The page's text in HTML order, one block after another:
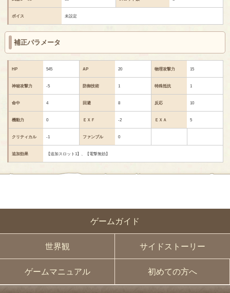
ゲームガイド
世界観 サイドストーリー
ゲームマニュアル 初めての方へ
ボイス 未設定
補正パラメータ
HP 545 AP 20 物理攻撃力 15
神秘攻撃力 -5 防御技術 1 特殊抵抗 1
命中 4 回避 8 反応 10
機動力 0 ＥＸＦ -2 ＥＸＡ 5
クリティカル -1 ファンブル 0
追加効果 【追加スロット1】、【電撃無効】